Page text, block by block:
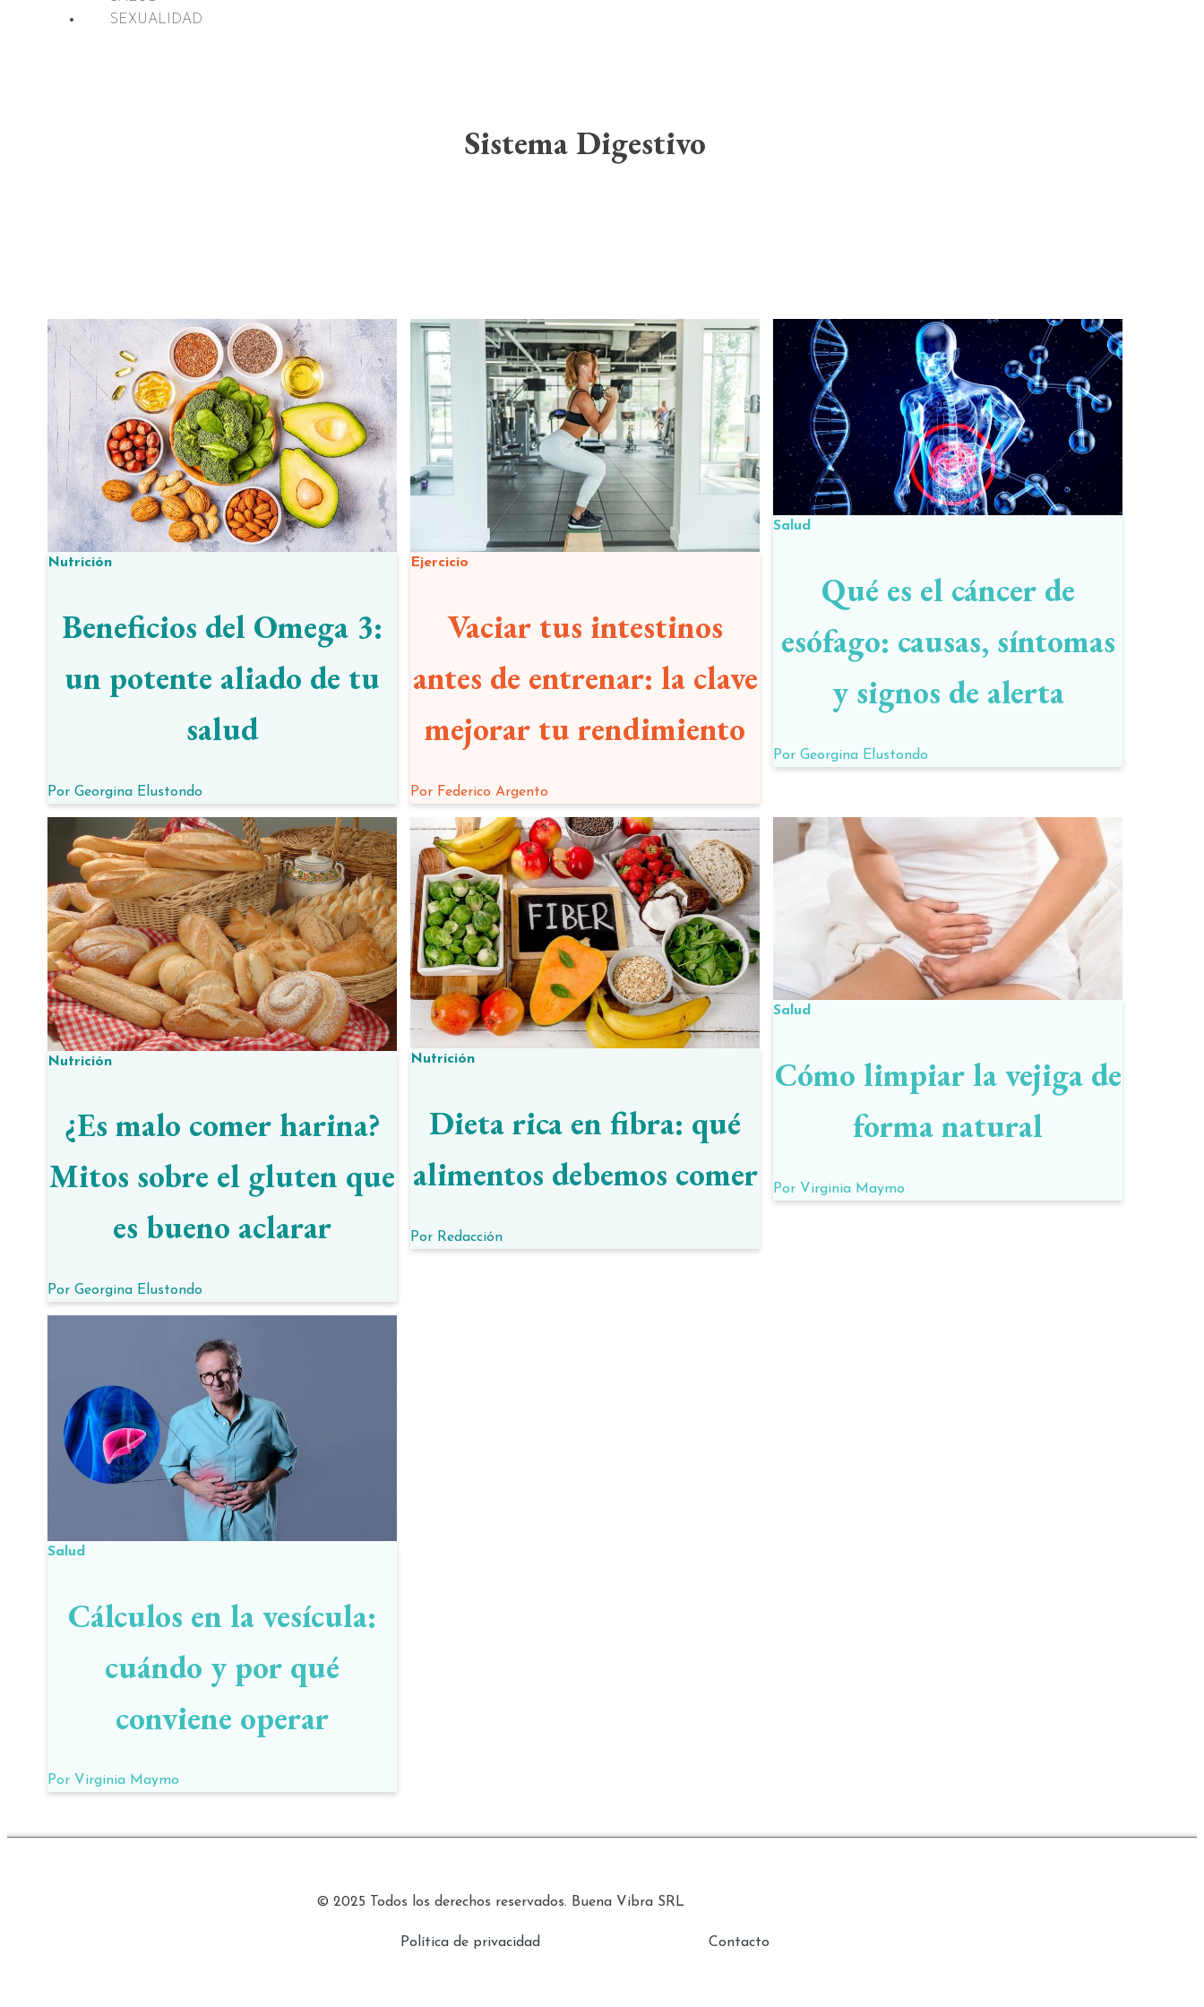
SEXUALIDAD
Sistema Digestivo
Nutrición
Beneficios del Omega 3:
un potente aliado de tu
salud
Por Georgina Elustondo
Ejercicio
Vaciar tus intestinos
antes de entrenar: la clave
mejorar tu rendimiento
Por Federico Argento
Salud
Qué es el cáncer de
esófago: causas, síntomas
y signos de alerta
Por Georgina Elustondo
Nutrición
¿Es malo comer harina?
Mitos sobre el gluten que
es bueno aclarar
Por Georgina Elustondo
Nutrición
Dieta rica en fibra: qué
alimentos debemos comer
Por Redacción
Salud
Cómo limpiar la vejiga de
forma natural
Por Virginia Maymo
Salud
Cálculos en la vesícula:
cuándo y por qué
conviene operar
Por Virginia Maymo
© 2025 Todos los derechos reservados. Buena Vibra SRL
Política de privacidad Contacto